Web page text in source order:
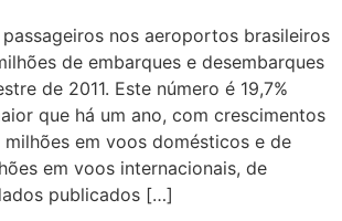
nos aeroportos brasileiros
de embarques e desembarques
de 2011. Este número é 19,7%
que há um ano, com crescimentos
milhões em voos domésticos e de
em voos internacionais, de
publicados […]